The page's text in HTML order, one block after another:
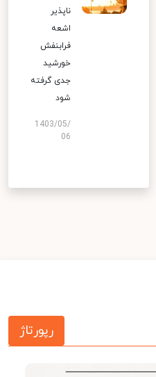
ناپذیر
اشعه
فرابنفش
خورشید
جدی گرفته
شود
1403/05/
06
رپورتاژ